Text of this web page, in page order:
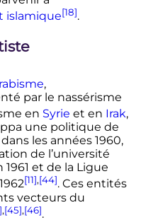
islamique[18].
,
par le nassérisme
en Syrie et en Irak,
une politique de
les années 1960,
de l’université
et de la Ligue
[11],[44]. Ces entités
vecteurs du
,[45],[46].